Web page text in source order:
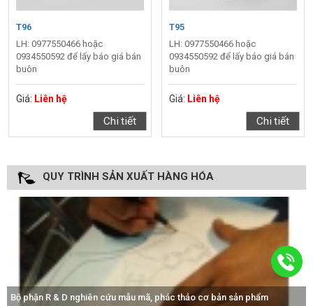
T96
LH: 0977550466 hoặc
0934550592 để lấy báo giá bán
buôn
Giá: Liên hệ
Chi tiết
T95
LH: 0977550466 hoặc
0934550592 để lấy báo giá bán
buôn
Giá: Liên hệ
Chi tiết
QUY TRÌNH SẢN XUẤT HÀNG HÓA
Công nhân tay nghề cao được đào tạo chuyên nghiệp, bài bản...